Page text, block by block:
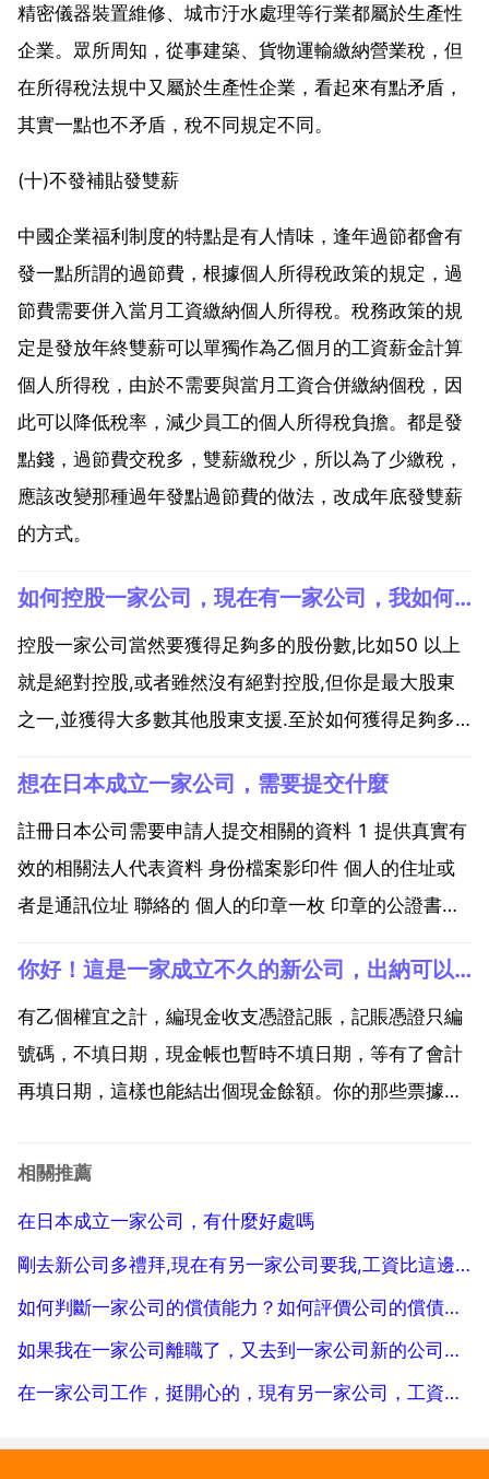
精密儀器裝置維修、城市汙水處理等行業都屬於生產性
企業。眾所周知，從事建築、貨物運輸繳納營業稅，但
在所得稅法規中又屬於生產性企業，看起來有點矛盾，
其實一點也不矛盾，稅不同規定不同。
(十)不發補貼發雙薪
中國企業福利制度的特點是有人情味，逢年過節都會有
發一點所謂的過節費，根據個人所得稅政策的規定，過
節費需要併入當月工資繳納個人所得稅。稅務政策的規
定是發放年終雙薪可以單獨作為乙個月的工資薪金計算
個人所得稅，由於不需要與當月工資合併繳納個稅，因
此可以降低稅率，減少員工的個人所得稅負擔。都是發
點錢，過節費交稅多，雙薪繳稅少，所以為了少繳稅，
應該改變那種過年發點過節費的做法，改成年底發雙薪
的方式。
如何控股一家公司，現在有一家公司，我如何註冊新的公司來全資控股現在的公司，具體流程是什麼
控股一家公司當然要獲得足夠多的股份數,比如50 以上
就是絕對控股,或者雖然沒有絕對控股,但你是最大股東
之一,並獲得大多數其他股東支援.至於如何獲得足夠多
是b公司股東能夠出賣股份的心理價.如何b公司是上市
公司,且股東極為分散,你可以收購到30 以...
想在日本成立一家公司，需要提交什麼
註冊日本公司需要申請人提交相關的資料 1 提供真實有
效的相關法人代表資料 身份檔案影印件 個人的住址或
者是通訊位址 聯絡的 個人的印章一枚 印章的公證書二
表，需要在當地區役所開設印章證明書書2份和印章1枚
3 填寫日本公司申請書，內容包括公司的名稱 ...
你好！這是一家成立不久的新公司，出納可以根據費用報銷單填寫現
有乙個權宜之計，編現金收支憑證記賬，記賬憑證只編
號碼，不填日期，現金帳也暫時不填日期，等有了會計
再填日期，這樣也能結出個現金餘額。你的那些票據必
個人證明，乙個為私，二人為公嘛，再就是有人審核，
相關推薦
在日本成立一家公司，有什麼好處嗎
剛去新公司多禮拜,現在有另一家公司要我,工資比這邊高,我該怎麼跟這邊公司說
如何判斷一家公司的償債能力？如何評價公司的償債能力
如果我在一家公司離職了，又去到一家公司新的公司，那麼新的那家
在一家公司工作，挺開心的，現有另一家公司，工資比這邊高，有點不知取捨。希望友愛的大家給俺出個主意